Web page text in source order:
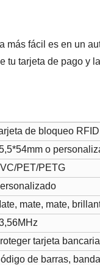
más fácil es en un
tu tarjeta de pago y
de bloqueo RFID
o
PET/PETG
mate, mate,
tarjeta
de barras,